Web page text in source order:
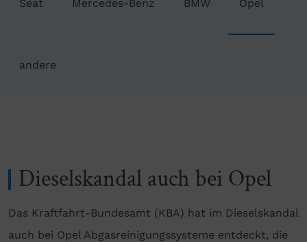
Seat Mercedes-Benz BMW Opel
andere
Dieselskandal auch bei Opel
Das Kraftfahrt-Bundesamt (KBA) hat im Dieselskandal
auch bei Opel Abgasreinigungssysteme entdeckt, die